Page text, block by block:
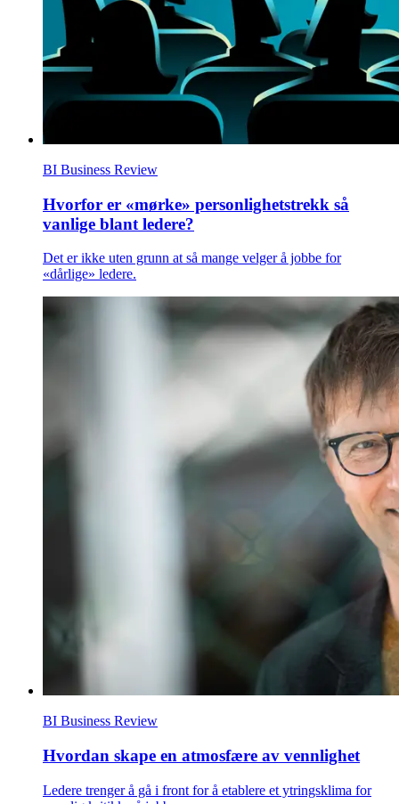
BI Business Review
Hvorfor er «mørke» personlighetstrekk så
vanlige blant ledere?
Det er ikke uten grunn at så mange velger å jobbe for
«dårlige» ledere.
BI Business Review
Hvordan skape en atmosfære av vennlighet
Ledere trenger å gå i front for å etablere et ytringsklima for